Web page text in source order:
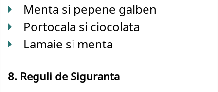
Menta si pepene galben
Portocala si ciocolata
Lamaie si menta
8. Reguli de Siguranta